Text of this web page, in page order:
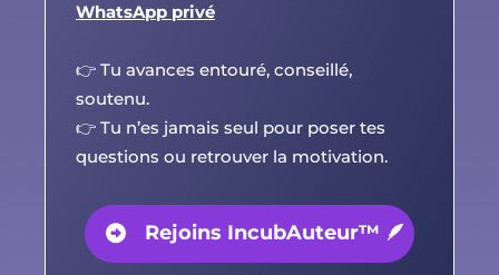
WhatsApp privé
👉 Tu avances entouré, conseillé,
soutenu.
👉 Tu n’es jamais seul pour poser tes
questions ou retrouver la motivation.
Rejoins IncubAuteur™ 🪶